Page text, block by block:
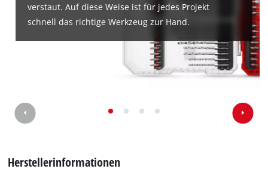
verstaut. Auf diese Weise ist für jedes Projekt
schnell das richtige Werkzeug zur Hand.
Herstellerinformationen